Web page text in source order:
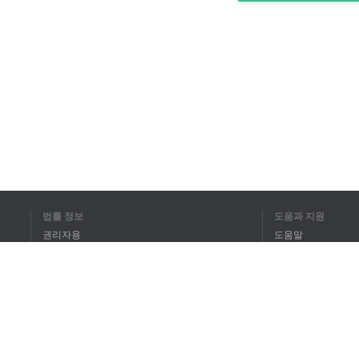
법률 정보
권리자용
도움과 지원
도움말